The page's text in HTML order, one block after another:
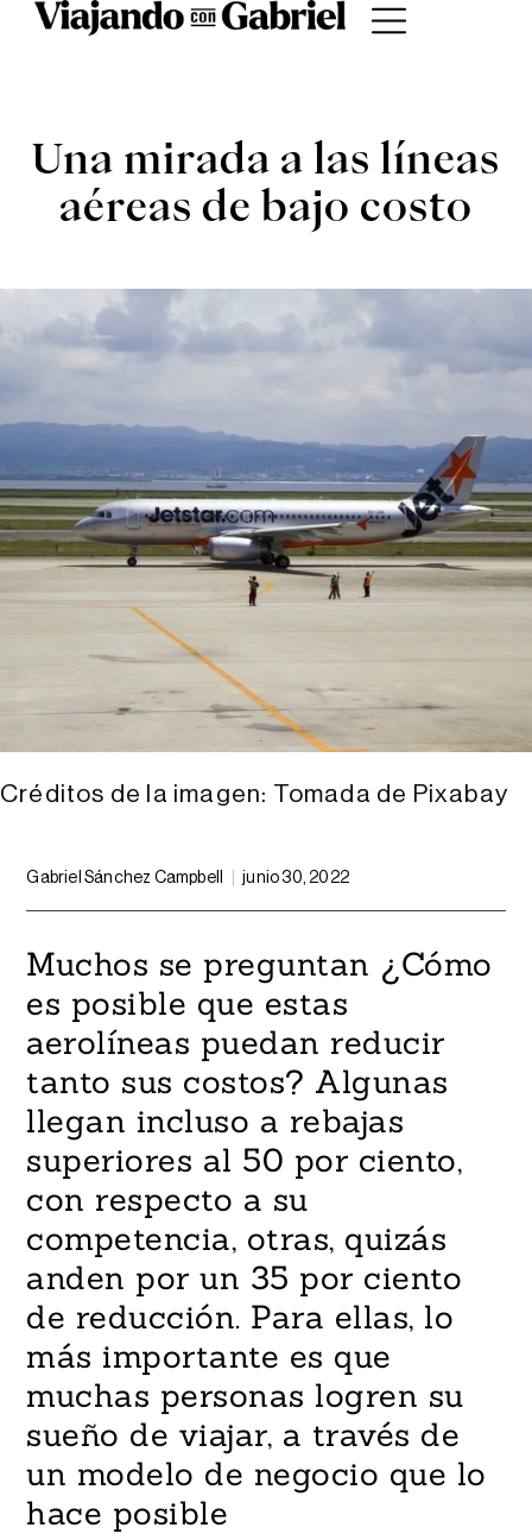
Una mirada a las líneas
aéreas de bajo costo
Créditos de la imagen: Tomada de Pixabay
Gabriel Sánchez Campbell junio 30, 2022
Muchos se preguntan ¿Cómo
es posible que estas
aerolíneas puedan reducir
tanto sus costos? Algunas
llegan incluso a rebajas
superiores al 50 por ciento,
con respecto a su
competencia, otras, quizás
anden por un 35 por ciento
de reducción. Para ellas, lo
más importante es que
muchas personas logren su
sueño de viajar, a través de
un modelo de negocio que lo
hace posible